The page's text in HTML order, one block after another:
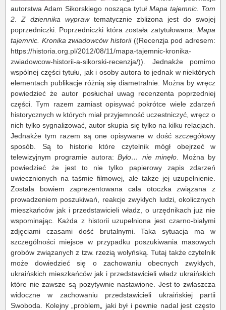
autorstwa Adam Sikorskiego nosząca tytuł Mapa tajemnic. Tom
2
Z dziennika wyprawtematycznie zbliżona jest do swojej
poprzedniczki. Poprzedniczki która została zatytułowana: Mapa
tajemnic. Kronika zwiadowców historii((Recenzja pod adresem:
https://historia.org.pl/2012/08/11/mapa-tajemnic-kronika-
zwiadowcow-historii-a-sikorski-recenzja/)). Jednakże pomimo
wspólnej części tytułu, jak i osoby autora to jednak w niektórych
elementach publikacje różnią się diametralnie. Można by wręcz
powiedzieć że autor posłuchał uwag recenzenta poprzedniej
części. Tym razem zamiast opisywać pokrótce wiele zdarzeń
historycznych w których miał przyjemność uczestniczyć, wręcz o
nich tylko sygnalizować, autor skupia się tylko na kilku relacjach.
Jednakże tym razem są one opisywane w dość szczegółowy
sposób. Są to historie które czytelnik mógł obejrzeć w
telewizyjnym programie autora: Było… nie minęło . Można by
powiedzieć że jest to nie tylko papierowy zapis zdarzeń
uwiecznionych na taśmie filmowej, ale także jej uzupełnienie.
Została bowiem zaprezentowana cała otoczka związana z
prowadzeniem poszukiwań, reakcje zwykłych ludzi, okolicznych
mieszkańców jak i przedstawicieli władz, o urzędnikach już nie
wspominając. Każda z historii uzupełniona jest czarno-białymi
zdjęciami czasami dość brutalnymi. Taka sytuacja ma w
szczególności miejsce w przypadku poszukiwania masowych
grobów związanych z tzw. rzezią wołyńską. Tutaj także czytelnik
może dowiedzieć się o zachowaniu obecnych zwykłych,
ukraińskich mieszkańców jak i przedstawicieli władz ukraińskich
które nie zawsze są pozytywnie nastawione. Jest to zwłaszcza
widoczne w zachowaniu przedstawicieli ukraińskiej partii
Swoboda. Kolejny „problem„ jaki był i pewnie nadal jest często